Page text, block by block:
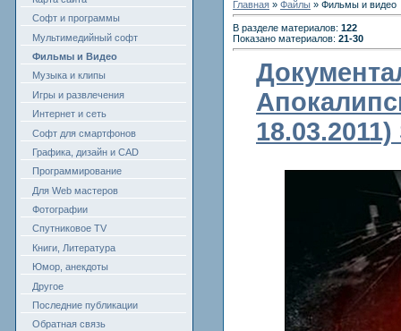
Софт и программы
Мультимедийный софт
Фильмы и Видео
Музыка и клипы
Игры и развлечения
Интернет и сеть
Софт для смартфонов
Графика, дизайн и CAD
Программирование
Для Web мастеров
Фотографии
Спутниковое TV
Книги, Литература
Юмор, анекдоты
Другое
Последние публикации
Обратная связь
Главная » Файлы » Фильмы и видео
В разделе материалов: 122
Показано материалов: 21-30